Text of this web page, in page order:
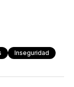
Inseguridad